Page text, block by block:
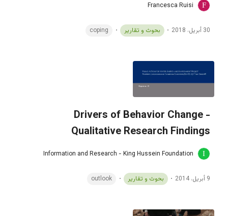
Francesca Ruisi
30 أبريل، 2018 بحوث و تقارير coping
Drivers of Behavior Change -
Qualitative Research Findings
Information and Research - King Hussein Foundation
9 أبريل، 2014 بحوث و تقارير outlook